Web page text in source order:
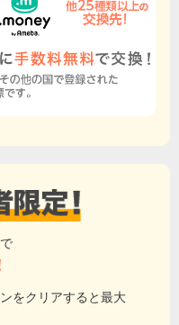
をクリアすると最大